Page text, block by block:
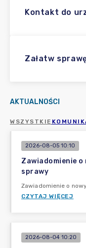
Kontakt do
Załatw
AKTUALNOŚCI
WSZYSTKIE
2026-08-05 10:10
Zawiadomienie
sprawy
Zawiadomienie o
CZYTAJ WIĘCEJ
2026-08-04 10:20